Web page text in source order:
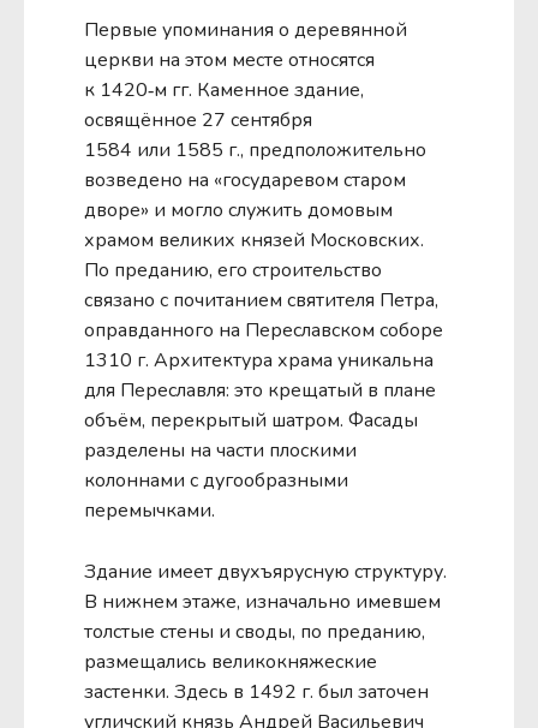
Первые упоминания о деревянной
церкви на этом месте относятся
к 1420‑м гг. Каменное здание,
освящённое 27 сентября
1584 или 1585 г., предположительно
возведено на «государевом старом
дворе» и могло служить домовым
храмом великих князей Московских.
По преданию, его строительство
связано с почитанием святителя Петра,
оправданного на Переславском соборе
1310 г. Архитектура храма уникальна
для Переславля: это крещатый в плане
объём, перекрытый шатром. Фасады
разделены на части плоскими
колоннами с дугообразными
перемычками.
Здание имеет двухъярусную структуру.
В нижнем этаже, изначально имевшем
толстые стены и своды, по преданию,
размещались великокняжеские
застенки. Здесь в 1492 г. был заточен
угличский князь Андрей Васильевич